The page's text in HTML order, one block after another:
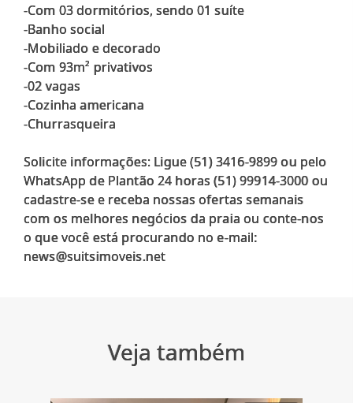
-Com 03 dormitórios, sendo 01 suíte
-Banho social
-Mobiliado e decorado
-Com 93m² privativos
-02 vagas
-Cozinha americana
-Churrasqueira
Solicite informações: Ligue (51) 3416-9899 ou pelo
WhatsApp de Plantão 24 horas (51) 99914-3000 ou
cadastre-se e receba nossas ofertas semanais
com os melhores negócios da praia ou conte-nos
o que você está procurando no e-mail:
Veja também